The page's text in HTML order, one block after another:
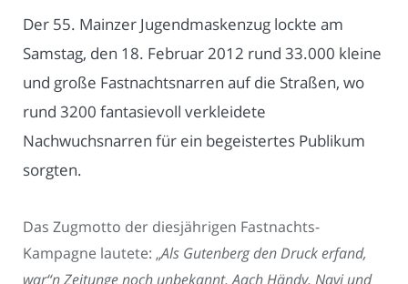
Der 55. Mainzer Jugendmaskenzug lockte am
Samstag, den 18. Februar 2012 rund 33.000 kleine
und große Fastnachtsnarren auf die Straßen, wo
rund 3200 fantasievoll verkleidete
Nachwuchsnarren für ein begeistertes Publikum
sorgten.
Das Zugmotto der diesjährigen Fastnachts-
Kampagne lautete: „Als Gutenberg den Druck erfand,
war“n Zeitunge noch unbekannt. Aach Händy, Navi und